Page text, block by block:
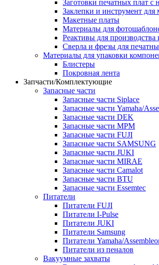
Заготовки печатных плат с
Заклепки и инструмент для
Макетные платы
Материалы для
Реактивы для производства
Сверла и фрезы для
Материалы для упаковки
Блистеры
Покровная лента
Запчасти/Комплектующие
Запасные части
Запасные части Siplace
Запасные части Yamaha/
Запасные части DEK
Запасные части MPM
Запасные части FUJI
Запасные части SAMSUNG
Запасные части JUKI
Запасные части MIRAE
Запасные части Camalot
Запасные части BTU
Запасные части Essemtec
Питатели
Питатели FUJI
Питатели I-Pulse
Питатели JUKI
Питатели Samsung
Питатели Yamaha/
Питатели из пеналов
Вакуумные захваты